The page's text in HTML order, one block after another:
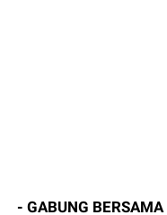
- GABUNG BERSAMA